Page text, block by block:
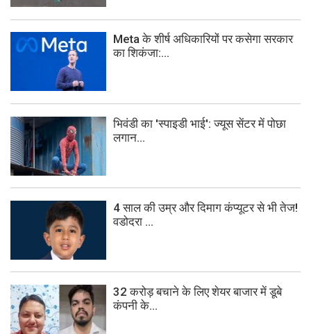
Meta के शीर्ष अधिकारियों पर कसेगा सरकार
का शिकंजा:...
भिवंडी का 'स्पाइडी भाई': ज्यूस सेंटर में पोछा
लगान...
4 साल की उम्र और दिमाग कंप्यूटर से भी तेज!
वडोदरा ...
32 करोड़ बचाने के लिए शेयर बाजार में डूबे
कंपनी के...